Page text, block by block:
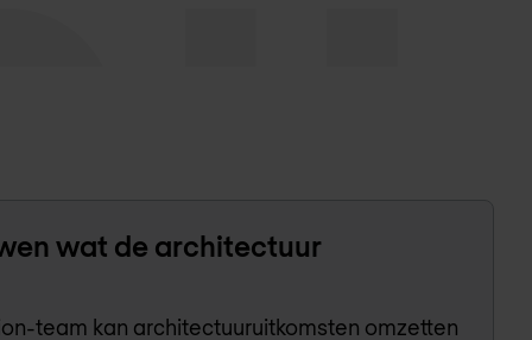
wat de architectuur
team kan architectuuruitkomsten omzetten